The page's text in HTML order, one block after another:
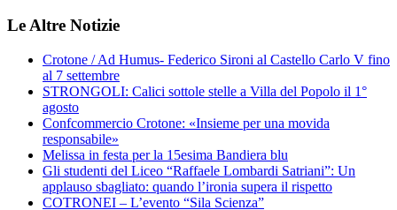
Le Altre Notizie
Crotone / Ad Humus- Federico Sironi al Castello Carlo V fino
al 7 settembre
STRONGOLI: Calici sottole stelle a Villa del Popolo il 1°
agosto
Confcommercio Crotone: «Insieme per una movida
responsabile»
Melissa in festa per la 15esima Bandiera blu
Gli studenti del Liceo “Raffaele Lombardi Satriani”: Un
applauso sbagliato: quando l’ironia supera il rispetto
COTRONEI – L’evento “Sila Scienza”